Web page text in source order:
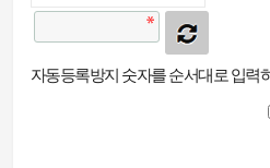
자동등록방지 숫자를 순서대로 입력